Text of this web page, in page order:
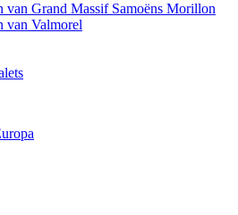
van Grand Massif Samoëns Morillon
van Valmorel